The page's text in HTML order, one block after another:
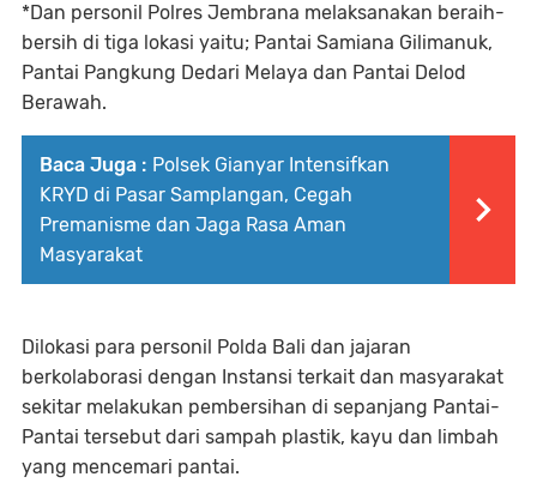
*Dan personil Polres Jembrana melaksanakan beraih-
bersih di tiga lokasi yaitu; Pantai Samiana Gilimanuk,
Pantai Pangkung Dedari Melaya dan Pantai Delod
Berawah.
Baca Juga : Polsek Gianyar Intensifkan
KRYD di Pasar Samplangan, Cegah
Premanisme dan Jaga Rasa Aman
Masyarakat
Dilokasi para personil Polda Bali dan jajaran
berkolaborasi dengan Instansi terkait dan masyarakat
sekitar melakukan pembersihan di sepanjang Pantai-
Pantai tersebut dari sampah plastik, kayu dan limbah
yang mencemari pantai.